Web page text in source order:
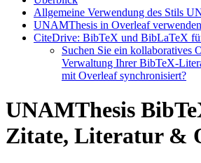
Allgemeine Verwendung des Stils
UNAMThesis in Overleaf verwenden
CiteDrive: BibTeX und BibLaTeX
Suchen Sie ein kollaboratives
Verwaltung Ihrer BibTeX-
mit Overleaf synchronisiert?
UNAMThesis
Zitate, Literatur &